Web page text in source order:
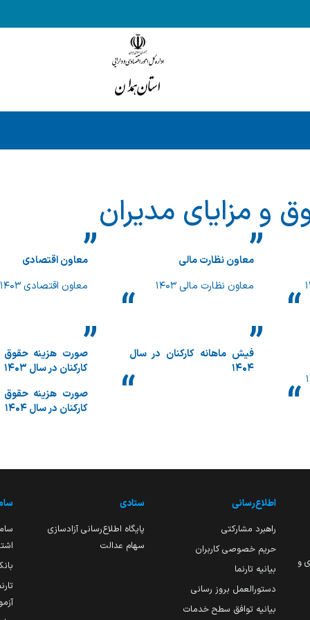
و مزایای مدیران
معاون نظارت مالی
معاون نظارت مالی ۱۴۰۳
معاون اقتصادی
معاون اقتصادی ۱۴۰۳
فیش ماهانه کارکنان در سال
۱۴۰۴
صورت هزینه حقوق
کارکنان در سال ۱۴۰۳
صورت هزینه حقوق
کارکنان در سال ۱۴۰۴
و
اطلاع‌رسانی
راهبرد مشارکتی
حریم خصوصی کاربران
بیانیه تارنما
دستورالعمل بروز رسانی
بیانیه توافق سطح خدمات
ستادی
پایگاه اطلاع‌رسانی آزادسازی
سهام عدالت